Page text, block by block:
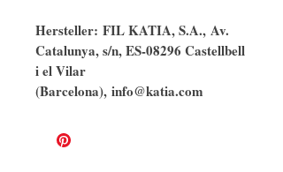
Hersteller: FIL KATIA, S.A., Av.
Catalunya, s/n, ES-08296 Castellbell
i el Vilar
(Barcelona), info@katia.com​​​​​​​